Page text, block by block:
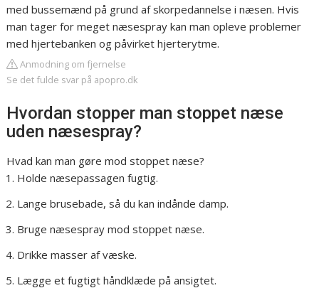
med bussemænd på grund af skorpedannelse i næsen. Hvis
man tager for meget næsespray kan man opleve problemer
med hjertebanken og påvirket hjerterytme.
Anmodning om fjernelse
Se det fulde svar på apopro.dk
Hvordan stopper man stoppet næse
uden næsespray?
Hvad kan man gøre mod stoppet næse?
Holde næsepassagen fugtig.
Lange brusebade, så du kan indånde damp.
Bruge næsespray mod stoppet næse.
Drikke masser af væske.
Lægge et fugtigt håndklæde på ansigtet.